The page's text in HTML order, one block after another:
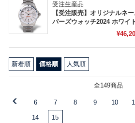
受注生産品
【受注販売】オリジナルネ
バーズウォッチ2024 ホワイ
新着順 価格順 人気順
全149商品
6 7 8 9 10
14 15